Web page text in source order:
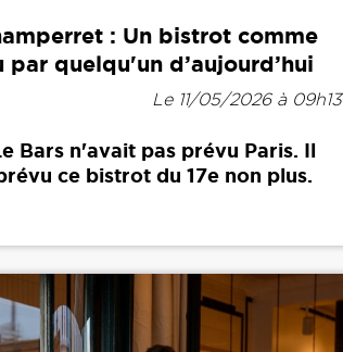
: Un bistrot comme
par quelqu'un d’aujourd’hui
Le 11/05/2026 à 09h13
Bars n'avait pas prévu Paris. Il
ce bistrot du 17e non plus.